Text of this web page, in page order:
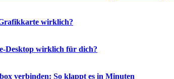
wirklich?
Desktop wirklich für dich?
verbinden: So klappt es in Minuten